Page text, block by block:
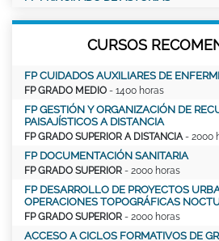
CURSOS
FP CUIDADOS AUXILIARES DE
FP GRADO MEDIO - 1400 horas
FP GESTIÓN Y ORGANIZACIÓN DE
PAISAJÍSTICOS A DISTANCIA
FP GRADO SUPERIOR A DISTANCIA - 2000
FP DOCUMENTACIÓN SANITARIA
FP GRADO SUPERIOR - 2000 horas
FP DESARROLLO DE PROYECTOS
OPERACIONES TOPOGRÁFICAS
FP GRADO SUPERIOR - 2000 horas
ACCESO A CICLOS FORMATIVOS DE